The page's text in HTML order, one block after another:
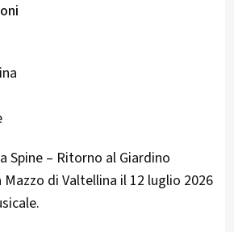
Spine – Ritorno al Giardino
di Valtellina il 12 luglio 2026